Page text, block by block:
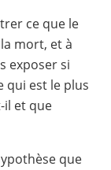
ce que le
mort, et à
exposer si
qui est le plus
il et que
que